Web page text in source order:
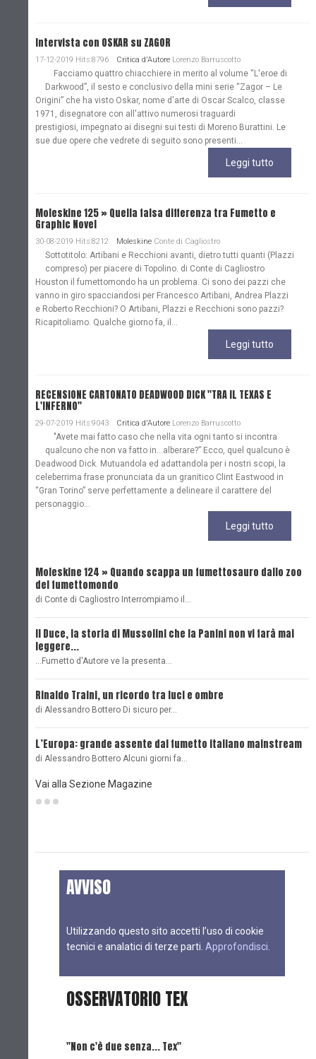
Intervista con OSKAR su ZAGOR
17-12-2019 Hits:8796 Critica d'Autore Lorenzo Barruscotto
Facciamo quattro chiacchiere in merito al volume “L'eroe di
Darkwood”, il sesto e conclusivo della mini serie “Zagor – Le
Origini” che ha visto Oskar, nome d'arte di Oscar Scalco, classe
1971, disegnatore con all'attivo numerosi traguardi
prestigiosi, impegnato ai disegni sui testi di Moreno Burattini. Le
sue due opere che vedrete di seguito sono presenti...
Leggi tutto
Moleskine 125 » Quella falsa differenza tra Fumetto e
Graphic Novel
30-08-2019 Hits:8212 Moleskine Conte di Cagliostro
Sottotitolo: Artibani e Recchioni avanti, dietro tutti quanti (Plazzi
compreso) per piacere di Topolino. di Conte di Cagliostro
Houston il fumettomondo ha un problema. Ci sono dei pazzi che
vanno in giro spacciandosi per Francesco Artibani, Andrea Plazzi
e Roberto Recchioni? O Artibani, Plazzi e Recchioni sono pazzi?
Ricapitoliamo. Qualche giorno fa, il...
Leggi tutto
RECENSIONE CARTONATO DEADWOOD DICK "TRA IL TEXAS E
L'INFERNO"
29-07-2019 Hits:9043 Critica d'Autore Lorenzo Barruscotto
"Avete mai fatto caso che nella vita ogni tanto si incontra
qualcuno che non va fatto in…alberare?” Ecco, quel qualcuno è
Deadwood Dick. Mutuandola ed adattandola per i nostri scopi, la
celeberrima frase pronunciata da un granitico Clint Eastwood in
“Gran Torino” serve perfettamente a delineare il carattere del
personaggio...
Leggi tutto
Moleskine 124 » Quando scappa un fumettosauro dallo zoo
del fumettomondo
di Conte di Cagliostro Interrompiamo il…
Il Duce, la storia di Mussolini che la Panini non vi farà mai
leggere...
...Fumetto d'Autore ve la presenta…
Rinaldo Traini, un ricordo tra luci e ombre
di Alessandro Bottero Di sicuro per…
L’Europa: grande assente dal fumetto italiano mainstream
di Alessandro Bottero Alcuni giorni fa…
Vai alla Sezione Magazine
AVVISO
Utilizzando questo sito accetti l’uso di cookie
tecnici e analatici di terze parti. Approfondisci
OSSERVATORIO TEX
"Non c'è due senza... Tex"